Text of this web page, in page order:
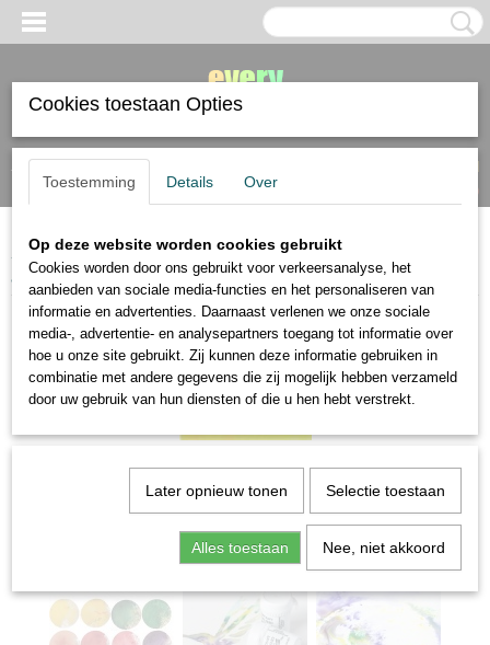
Inloggen Registreren
(0)
Home>verf>aquarelverf>Brusho crystal colour aquarelverf potje 15
gram
Cookies toestaan Opties
Toestemming Details Over
Op deze website worden cookies gebruikt
Cookies worden door ons gebruikt voor verkeersanalyse, het
aanbieden van sociale media-functies en het personaliseren van
informatie en advertenties. Daarnaast verlenen we onze sociale
media-, advertentie- en analysepartners toegang tot informatie over
hoe u onze site gebruikt. Zij kunnen deze informatie gebruiken in
combinatie met andere gegevens die zij mogelijk hebben verzameld
door uw gebruik van hun diensten of die u hen hebt verstrekt.
Later opnieuw tonen Selectie toestaan
Alles toestaan Nee, niet akkoord